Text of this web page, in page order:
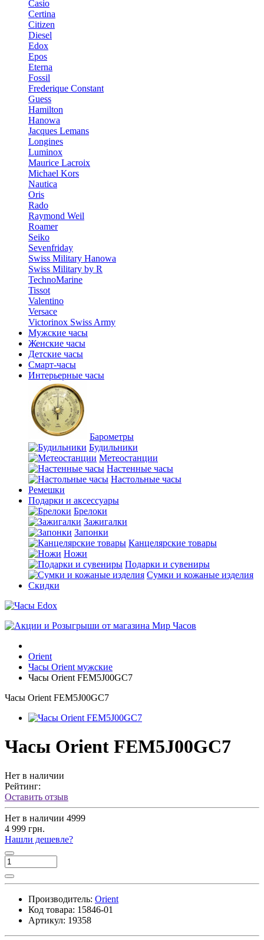
Casio
Certina
Citizen
Diesel
Edox
Epos
Eterna
Fossil
Frederique Constant
Guess
Hamilton
Hanowa
Jacques Lemans
Longines
Luminox
Maurice Lacroix
Michael Kors
Nautica
Oris
Rado
Raymond Weil
Roamer
Seiko
Sevenfriday
Swiss Military Hanowa
Swiss Military by R
TechnoMarine
Tissot
Valentino
Versace
Victorinox Swiss Army
Мужские часы
Женские часы
Детские часы
Смарт-часы
Интерьерные часы
Барометры
Будильники
Метеостанции
Настенные часы
Настольные часы
Ремешки
Подарки и аксессуары
Брелоки
Зажигалки
Запонки
Канцелярские товары
Ножи
Подарки и сувениры
Сумки и кожаные изделия
Скидки
Orient
Часы Orient мужские
Часы Orient FEM5J00GC7
Часы Orient FEM5J00GC7
Часы Orient FEM5J00GC7
Нет в наличии
Рейтинг:
Оставить отзыв
Нет в наличии 4999
4 999 грн.
Нашли дешевле?
Производитель: Orient
Код товара: 15846-01
Артикул: 19358